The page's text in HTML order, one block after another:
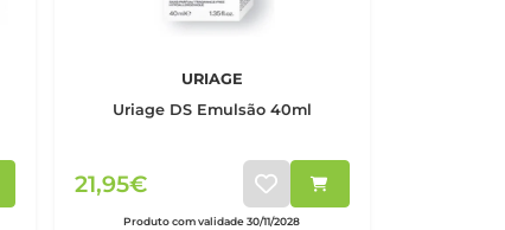
URIAGE
Uriage DS Emulsão 40ml
21,95€
Produto com validade 30/11/2028